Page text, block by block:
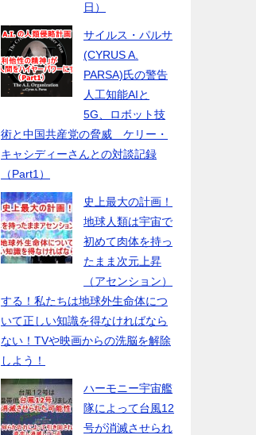
日）
サイルス・パルサ
(CYRUS A.
PARSA)氏の警告
人工知能AIと
5G、ロボット技
術と中国共産党の脅威 ケリー・
キャシディーさんとの対談記録
（Part1）
史上最大の計画！
地球人類は宇宙で
初めて肉体を持っ
たまま次元上昇
（アセンション）
する！私たちは地球外生命体につ
いて正しい知識を得なければなら
ない！TVや映画からの洗脳を解除
しよう！
ハーモニー宇宙艦
隊によって台風12
号が消滅させられ